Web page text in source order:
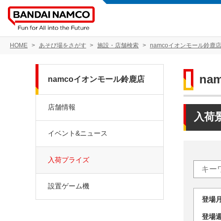
HOME あそび場をさがす 施設・店舗検索 namcoイオンモール鈴鹿店
入荷
登
登
namcoイオンモール鈴鹿店
店舗情報
イベント&ニュース
入荷プライズ
設置ゲーム機